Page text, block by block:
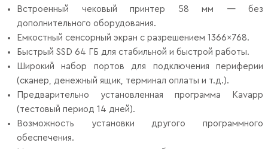
Встроенный чековый принтер 58 мм — без
дополнительного оборудования.
Емкостный сенсорный экран с разрешением 1366×768.
Быстрый SSD 64 ГБ для стабильной и быстрой работы.
Широкий набор портов для подключения периферии
(сканер, денежный ящик, терминал оплаты и т.д.).
Предварительно установленная программа Kavapp
(тестовый период 14 дней).
Возможность установки другого программного
обеспечения.